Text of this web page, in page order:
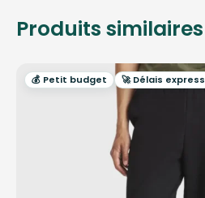
Produits similaires
💰 Petit budget 🚀 Délais express